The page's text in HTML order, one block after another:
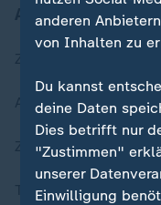
Aktuell bei
Aktuelle Sendungs-
ZDFheute Stories
Themen im
anderen
von Inhalten zu
Du kannst
deine Daten
Dies betrifft nur
"Zustimmen"
unserer
Einwilligung